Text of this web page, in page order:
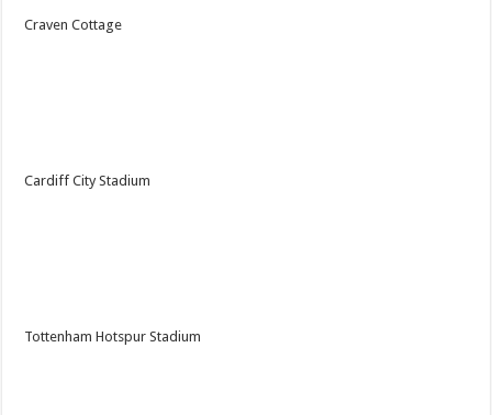
Craven Cottage
Cardiff City Stadium
Tottenham Hotspur Stadium